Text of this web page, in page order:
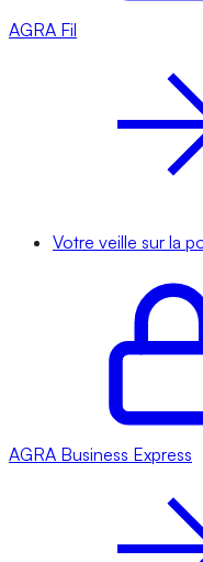
AGRA Fil
Votre veille sur la
AGRA Business Express